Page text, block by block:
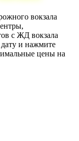
вокзала
с ЖД вокзала
и нажмите
цены на